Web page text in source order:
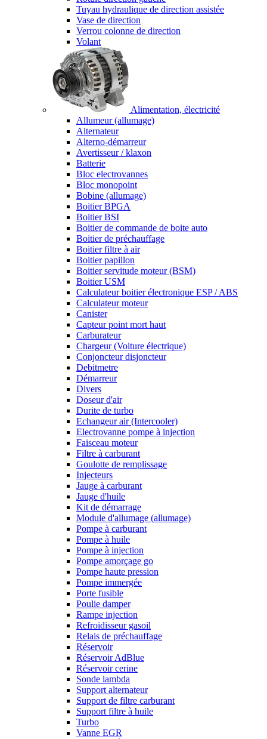
Tuyau hydraulique de direction assistée
Vase de direction
Verrou colonne de direction
Volant
Alimentation, électricité
Allumeur (allumage)
Alternateur
Alterno-démarreur
Avertisseur / klaxon
Batterie
Bloc electrovannes
Bloc monopoint
Bobine (allumage)
Boitier BPGA
Boitier BSI
Boitier de commande de boite auto
Boitier de préchauffage
Boitier filtre à air
Boitier papillon
Boitier servitude moteur (BSM)
Boitier USM
Calculateur boitier électronique ESP / ABS
Calculateur moteur
Canister
Capteur point mort haut
Carburateur
Chargeur (Voiture électrique)
Conjoncteur disjoncteur
Debitmetre
Démarreur
Divers
Doseur d'air
Durite de turbo
Echangeur air (Intercooler)
Electrovanne pompe à injection
Faisceau moteur
Filtre à carburant
Goulotte de remplissage
Injecteurs
Jauge à carburant
Jauge d'huile
Kit de démarrage
Module d'allumage (allumage)
Pompe à carburant
Pompe à huile
Pompe à injection
Pompe amorçage go
Pompe haute pression
Pompe immergée
Porte fusible
Poulie damper
Rampe injection
Refroidisseur gasoil
Relais de préchauffage
Réservoir
Réservoir AdBlue
Réservoir cerine
Sonde lambda
Support alternateur
Support de filtre carburant
Support filtre à huile
Turbo
Vanne EGR